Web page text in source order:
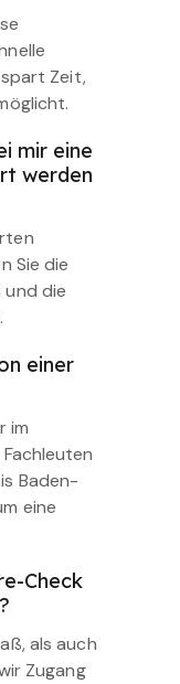
Zeit,
mir eine
werden
Sie die
die
einer
im
Baden-
eine
Check
als auch
Zugang